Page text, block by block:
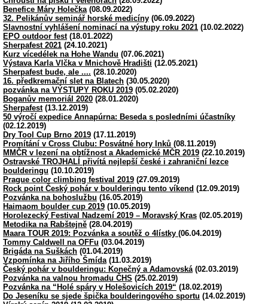
Benefice Máry Holečka (08.09.2022)
32. Pelikánův seminář horské medicíny (06.09.2022)
Slavnostní vyhlášení nominací na výstupy roku 2021 (10.02.2022)
EPO outdoor fest(18.01.2022)
Sherpafest 2021 (24.10.2021)
Kurz vícedélek na Hohe Wandu (07.06.2021)
Výstava Karla Vlčka v Mnichově Hradišti (12.05.2021)
Sherpafest bude, ale .... (28.10.2020)
16. předkremační slet na Blatech (30.05.2020)
pozvánka na VÝSTUPY ROKU 2019 (05.02.2020)
Boganův memoriál 2020 (28.01.2020)
Sherpafest(13.12.2019)
50 výročí expedice Annapúrna: Beseda s posledními účastníky
(02.12.2019)
Dry Tool Cup Brno 2019 (17.11.2019)
Promítání v Cross Clubu: Posvátné hory Inků (08.11.2019)
MMČR v lezení na obtížnost a Akademické MČR 2019 (22.10.2019)
Ostravské TROJHALÍ přivítá nejlepší české i zahraniční lezce
boulderingu (10.10.2019)
Prague color climbing festival 2019 (27.09.2019)
Rock point Český pohár v boulderingu tento víkend (12.09.2019)
Pozvánka na bohoslužbu (16.05.2019)
Haimaom boulder cup 2019 (10.05.2019)
Horolezecký Festival Nadzemí 2019 – Moravský Kras (02.05.2019)
Metodika na Rabštejně (28.04.2019)
Maara TOUR 2019: Pozvánka a soutěž o 4lístky (06.04.2019)
Tommy Caldwell na OFFu (03.04.2019)
Brigáda na Suškách (01.04.2019)
Vzpomínka na Jiřího Šmída (11.03.2019)
Český pohár v boulderingu: Konečný a Adamovská (02.03.2019)
Pozvánka na valnou hromadu ČHS (25.02.2019)
Pozvánka na “Holé spáry v Holešovicích 2019“ (18.02.2019)
Do Jeseníku se sjede špička boulderingového sportu (14.02.2019)